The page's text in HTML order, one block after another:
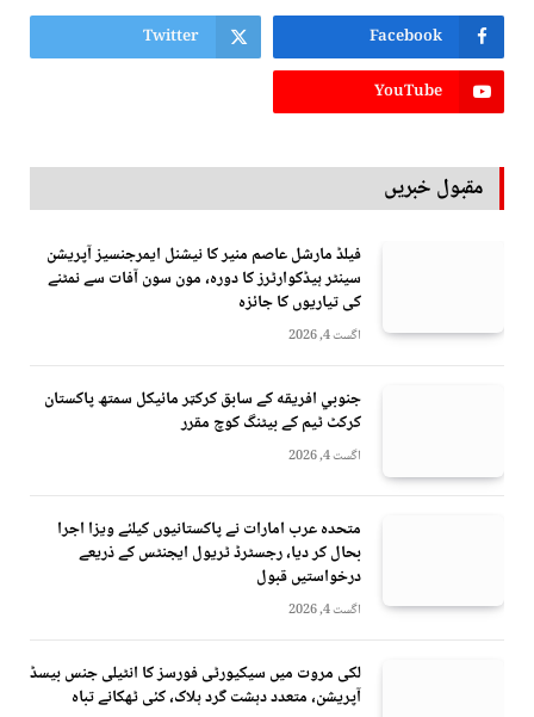
Facebook
Twitter
YouTube
مقبول خبریں
فیلڈ مارشل عاصم منیر کا نیشنل ایمرجنسیز آپریشن
سینٹر ہیڈکوارٹرز کا دورہ، مون سون آفات سے نمٹنے
کی تیاریوں کا جائزہ
اگست 4, 2026
جنوبي افريقه کے سابق کرکټر مائیکل سمتھ پاکستان
کرکٹ ٹیم کے بیٹنگ کوچ مقرر
اگست 4, 2026
متحدہ عرب امارات نے پاکستانیوں کیلئے ویزا اجرا
بحال کر دیا، رجسٹرڈ ٹریول ایجنٹس کے ذریعے
درخواستیں قبول
اگست 4, 2026
لکی مروت میں سیکیورٹی فورسز کا انٹیلی جنس بیسڈ
آپریشن، متعدد دہشت گرد ہلاک، کئی ٹھکانے تباہ